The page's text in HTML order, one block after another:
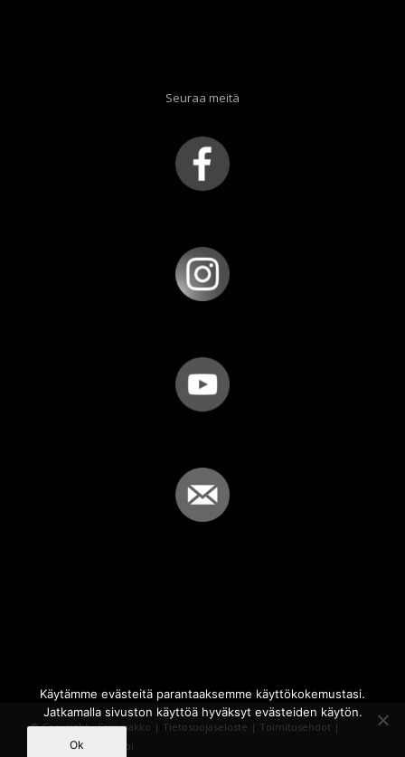
Seuraa meitä
© Copyright - Sammakko | Tietosuojaseloste | Toimitusehdot |
Powered by
iQWebbi
Käytämme evästeitä parantaaksemme käyttökokemustasi.
Jatkamalla sivuston käyttöä hyväksyt evästeiden käytön.
Ok